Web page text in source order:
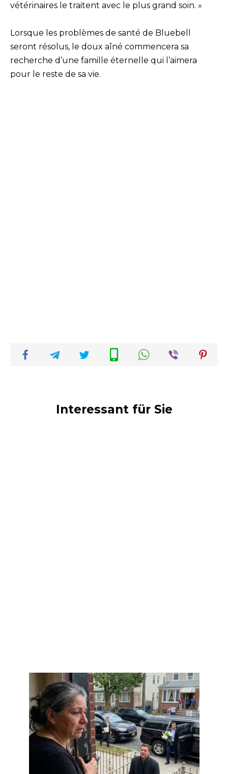
vétérinaires le traitent avec le plus grand soin. »
Lorsque les problèmes de santé de Bluebell
seront résolus, le doux aîné commencera sa
recherche d’une famille éternelle qui l’aimera
pour le reste de sa vie.
Interessant für Sie